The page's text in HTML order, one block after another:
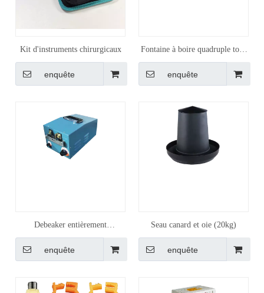
Kit d'instruments chirurgicaux
enquête
Fontaine à boire quadruple tour
2L
enquête
Debeaker entièrement
automatique
enquête
Seau canard et oie (20kg)
enquête